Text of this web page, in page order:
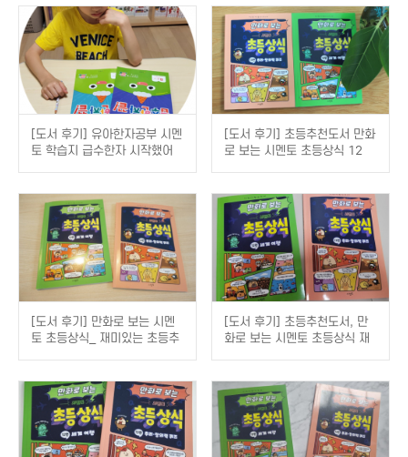
[도서 후기] 유아한자공부 시멘
토 학습지 급수한자 시작했어
[도서 후기] 초등추천도서 만화
로 보는 시멘토 초등상식 12
[도서 후기] 만화로 보는 시멘
토 초등상식_ 재미있는 초등추
[도서 후기] 초등추천도서, 만
화로 보는 시멘토 초등상식 재